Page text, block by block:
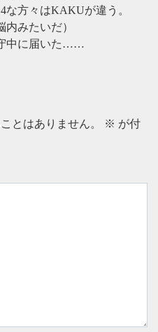
4な方々はKAKUが違う。
内みたいだ）
中に届いた……
とはありません。 ※ が付